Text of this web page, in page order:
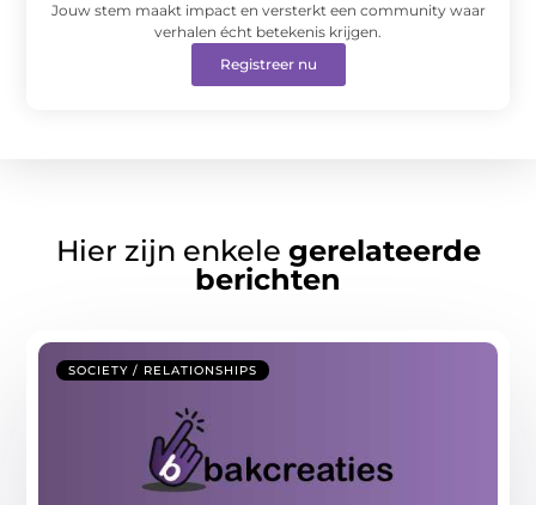
Jouw stem maakt impact en versterkt een community waar
verhalen écht betekenis krijgen.
Registreer nu
Hier zijn enkele gerelateerde
berichten
SOCIETY / RELATIONSHIPS